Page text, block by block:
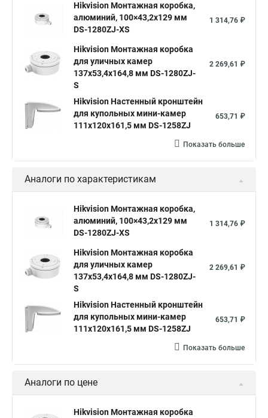
Hikvision Монтажная коробка,
алюминий, 100×43,2x129 мм
DS-1280ZJ-XS
1 314,76 ₽
Hikvision Монтажная коробка
для уличных камер
137x53,4x164,8 мм DS-1280ZJ-
S
2 269,61 ₽
Hikvision Настенный кронштейн
для купольных мини-камер
111x120x161,5 мм DS-1258ZJ
653,71 ₽
Показать больше
Аналоги по характеристикам
Hikvision Монтажная коробка,
алюминий, 100×43,2x129 мм
DS-1280ZJ-XS
1 314,76 ₽
Hikvision Монтажная коробка
для уличных камер
137x53,4x164,8 мм DS-1280ZJ-
S
2 269,61 ₽
Hikvision Настенный кронштейн
для купольных мини-камер
111x120x161,5 мм DS-1258ZJ
653,71 ₽
Показать больше
Аналоги по цене
Hikvision Монтажная коробка